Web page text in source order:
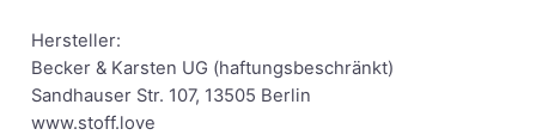
Hersteller:
Becker & Karsten UG (haftungsbeschränkt)
Sandhauser Str. 107, 13505 Berlin
www.stoff.love